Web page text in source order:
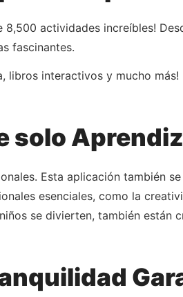
actividades increíbles!
fascinantes.
libros interactivos y mucho
solo
Esta aplicación también
esenciales, como la
se divierten, también están